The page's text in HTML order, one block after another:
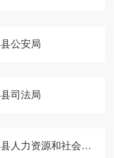
县公安局
县司法局
县人力资源和社会保障局